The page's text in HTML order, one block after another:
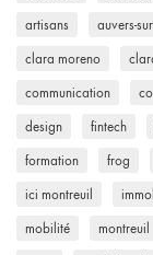
artisans auvers-
clara moreno
communication
design fintech
formation frog
ici montreuil
mobilité montreuil